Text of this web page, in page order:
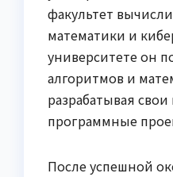
факультет
математики и
университете он
алгоритмов и
разрабатывая
программные
После успешной